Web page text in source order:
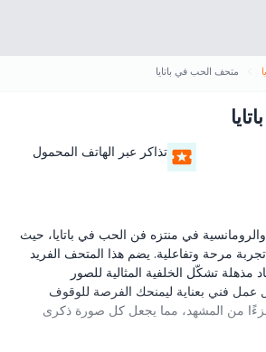
متحف الحب في باتايا
تذاكر عبر الهاتف المحمول
في منتزه فن الحب في باتايا، حيث
مرحة وتفاعلية. يضم هذا المتحف الفريد
مذهلة تشكّل الخلفية المثالية للصور
عمل فني بعناية ليمنحك الفرصة للوقوف
من المشهد، مما يجعل كل صورة ذكرى